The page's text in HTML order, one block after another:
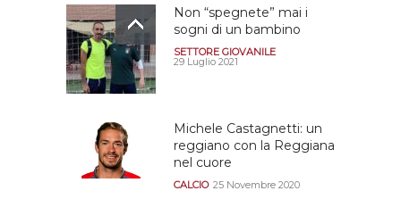
Non “spegnete” mai i
sogni di un bambino
SETTORE GIOVANILE
29 Luglio 2021
Michele Castagnetti: un
reggiano con la Reggiana
nel cuore
CALCIO 25 Novembre 2020